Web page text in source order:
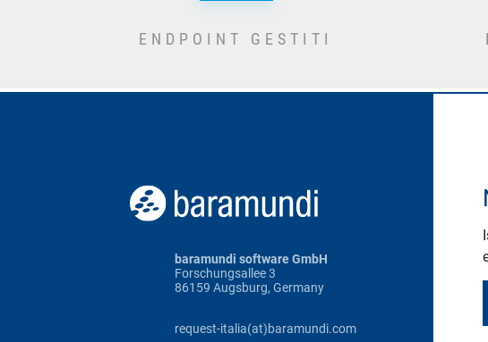
ENDPOINT GESTITI
baramundi software GmbH
Forschungsallee 3
86159 Augsburg, Germany
request-italia(at)baramundi.com